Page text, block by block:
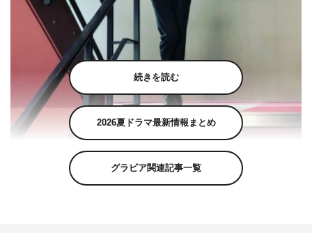
アンガールズ・田中卓志公式Instagram（ungirls_tanaka）より
続きを読む
2026夏ドラマ最新情報まとめ
グラビア関連記事一覧